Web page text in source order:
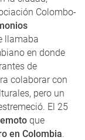
Colombo-
llamaba
en donde
de
colaborar con
pero un
El 25
que
en Colombia.